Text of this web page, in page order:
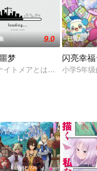
9.0
梦
イトメアとは、
已完结
闪亮幸
小学5年